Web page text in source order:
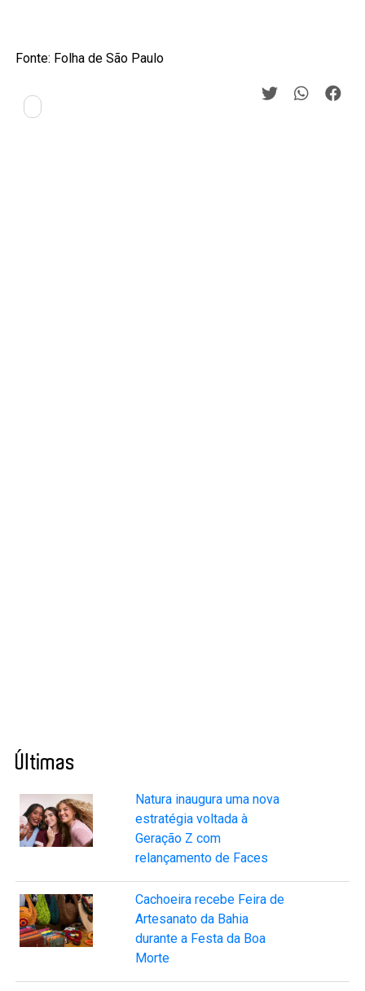
Fonte: Folha de São Paulo
Últimas
Natura inaugura uma nova
estratégia voltada à
Geração Z com
relançamento de Faces
Cachoeira recebe Feira de
Artesanato da Bahia
durante a Festa da Boa
Morte